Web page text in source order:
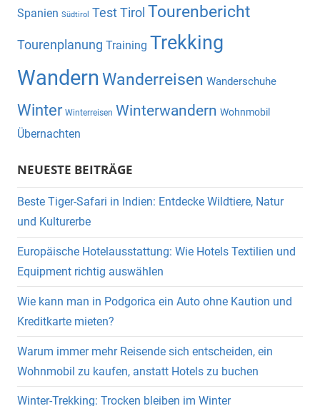
Spanien Südtirol TestTirol Tourenbericht
Tourenplanung Training Trekking
Wandern Wanderreisen Wanderschuhe
Winter Winterreisen Winterwandern Wohnmobil
Übernachten
NEUESTE BEITRÄGE
Beste Tiger-Safari in Indien: Entdecke Wildtiere, Natur
und Kulturerbe
Europäische Hotelausstattung: Wie Hotels Textilien und
Equipment richtig auswählen
Wie kann man in Podgorica ein Auto ohne Kaution und
Kreditkarte mieten?
Warum immer mehr Reisende sich entscheiden, ein
Wohnmobil zu kaufen, anstatt Hotels zu buchen
Winter-Trekking: Trocken bleiben im Winter